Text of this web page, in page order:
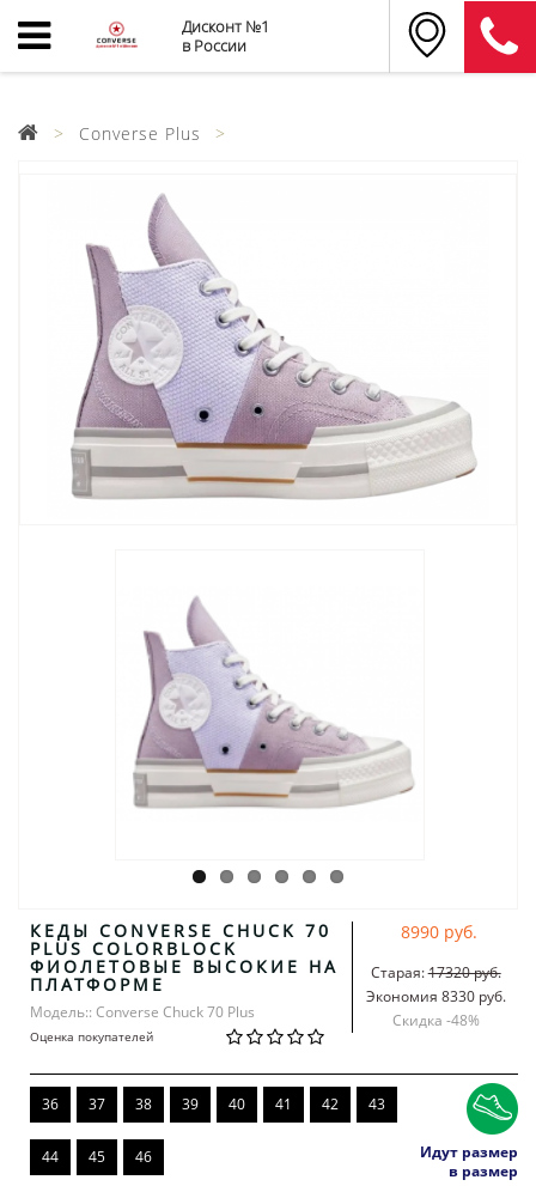
Дисконт №1
в России
Converse Plus
КЕДЫ CONVERSE CHUCK 70
PLUS COLORBLOCK
ФИОЛЕТОВЫЕ ВЫСОКИЕ НА
ПЛАТФОРМЕ
Модель:: Converse Chuck 70 Plus
Оценка покупателей
8990 руб.
Старая:17320 руб.
Экономия 8330 руб.
Скидка -48%
36 37 38 39 40 41 42 43
44 45 46
Идут размер
в размер